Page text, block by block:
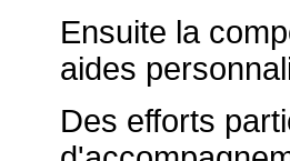
Ensuite la
aides
Des efforts